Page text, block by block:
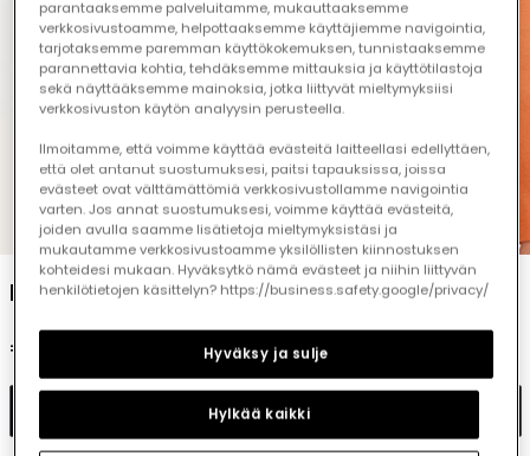
1 2 3 4 5
Boys\' orange printed knit T-shirt Game On
€19.95
Add to cart
parantaaksemme palveluitamme, mukauttaaksemme
verkkosivustoamme, helpottaaksemme käyttäjiemme navigointia,
tarjotaksemme paremman käyttökokemuksen, tunnistaaksemme
parannettavia kohtia, tehdäksemme mittauksia ja käyttötilastoja
sekä näyttääksemme mainoksia, jotka liittyvät mieltymyksiisi
verkkosivuston käytön analyysin perusteella.
Ilmoitamme, että voimme käyttää evästeitä laitteellasi edellyttäen,
että olet antanut suostumuksesi, paitsi tapauksissa, joissa
evästeet ovat välttämättömiä verkkosivustollamme navigointia
varten. Jos annat suostumuksesi, voimme käyttää evästeitä,
joiden avulla saamme lisätietoja mieltymyksistäsi ja
mukautamme verkkosivustoamme yksilöllisten kiinnostuksen
kohteidesi mukaan. Hyväksytkö nämä evästeet ja niihin liittyvän
henkilötietojen käsittelyn? https://business.safety.google/privacy/
Hylkää kaikki
Hyväksy ja sulje